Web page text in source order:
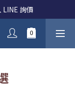
LINE 詢價